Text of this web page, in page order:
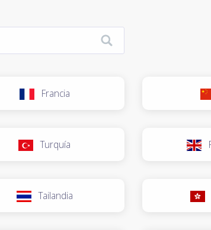
Francia
Turquía
Tailandia